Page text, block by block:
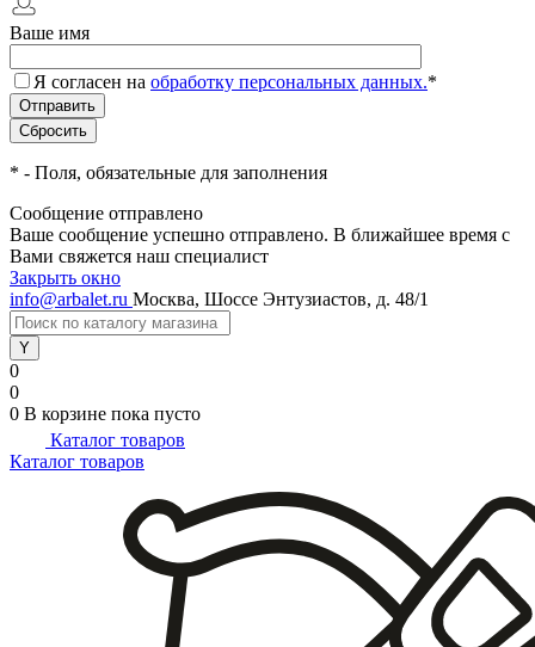
Ваше имя
Я согласен на обработку персональных данных.*
* - Поля, обязательные для заполнения
Сообщение отправлено
Ваше сообщение успешно отправлено. В ближайшее время с
Вами свяжется наш специалист
Закрыть окно
info@arbalet.ru Москва, Шоссе Энтузиастов, д. 48/1
0
0
0 В корзине пока пусто
Каталог товаров
Каталог товаров